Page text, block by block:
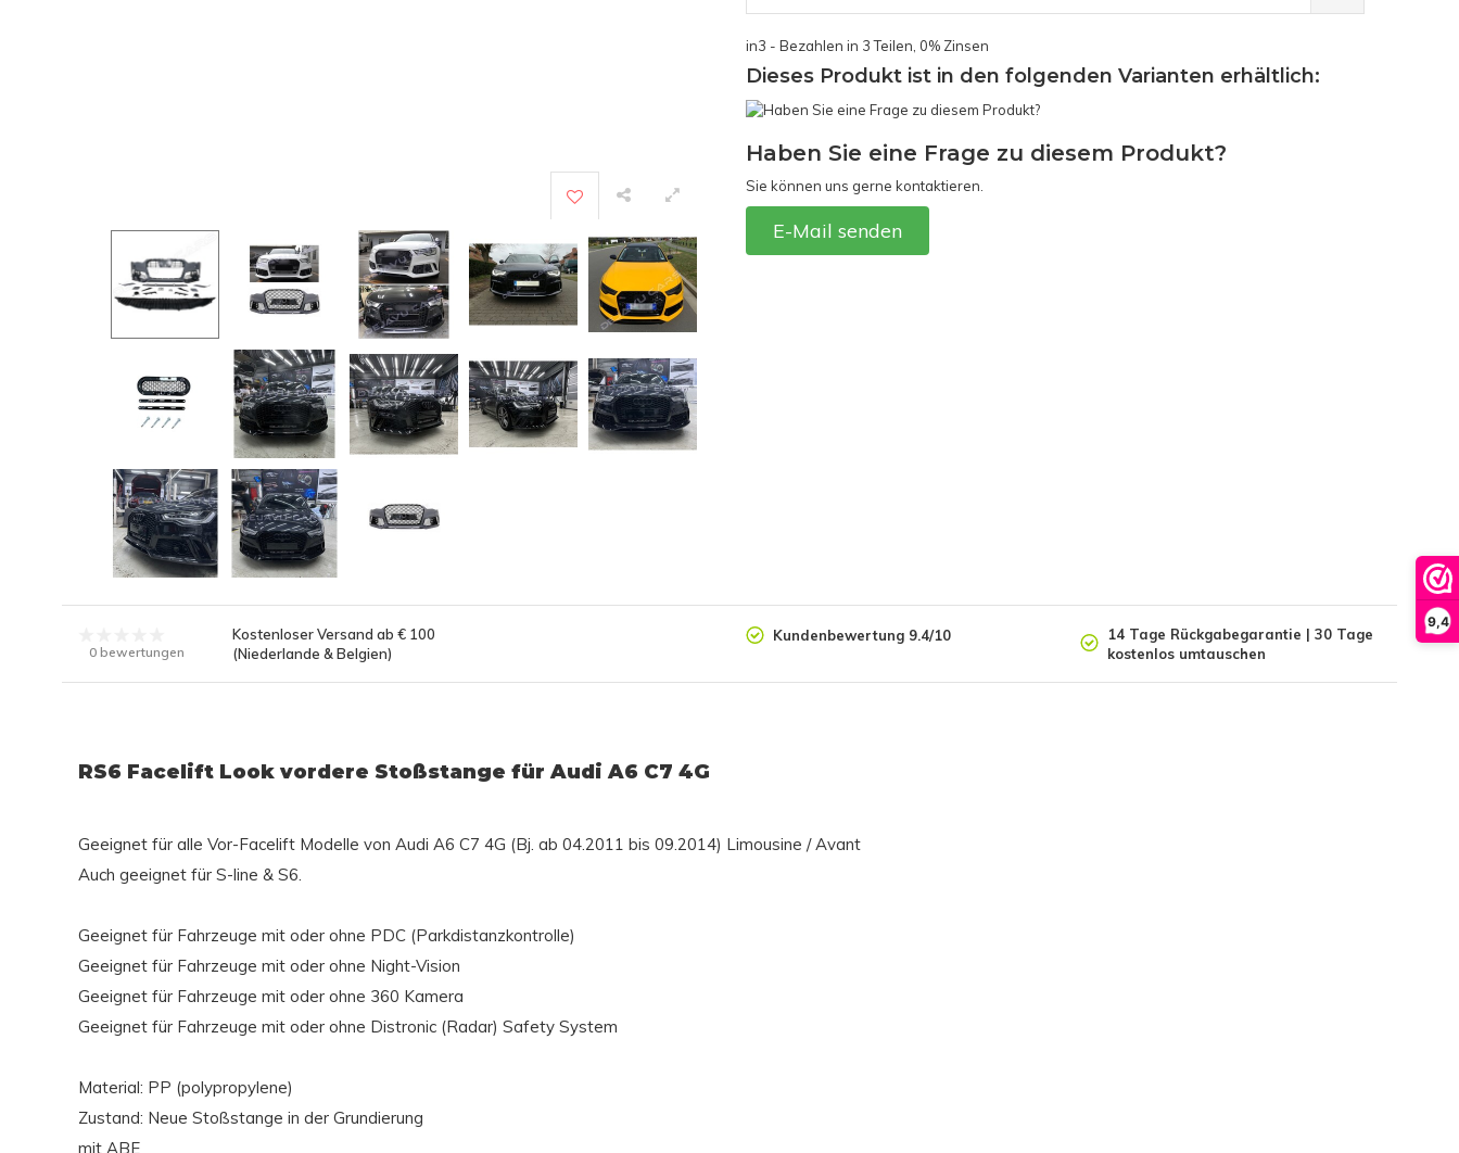
9,4
in3 - Bezahlen in 3 Teilen, 0% Zinsen
Dieses Produkt ist in den folgenden Varianten erhältlich:
Haben Sie eine Frage zu diesem Produkt?
Sie können uns gerne kontaktieren.
E-Mail senden
0 bewertungen
Kostenloser Versand ab € 100
(Niederlande & Belgien)
Kundenbewertung 9.4/10
14 Tage Rückgabegarantie | 30 Tage
kostenlos umtauschen
RS6 Facelift Look vordere Stoßstange für Audi A6 C7 4G
Geeignet für alle Vor-Facelift Modelle von Audi A6 C7 4G (Bj. ab 04.2011 bis 09.2014) Limousine / Avant
Auch geeignet für S-line & S6.
Geeignet für Fahrzeuge mit oder ohne PDC (Parkdistanzkontrolle)
Geeignet für Fahrzeuge mit oder ohne Night-Vision
Geeignet für Fahrzeuge mit oder ohne 360 Kamera
Geeignet für Fahrzeuge mit oder ohne Distronic (Radar) Safety System
Material: PP (polypropylene)
Zustand: Neue Stoßstange in der Grundierung
mit ABE